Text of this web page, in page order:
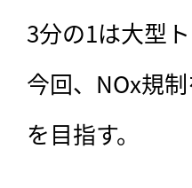
3分の1は大型
今回、NOx規
を目指す。